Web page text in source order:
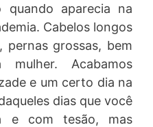
quando aparecia na
Cabelos longos
pernas grossas, bem
mulher. Acabamos
e um certo dia na
dias que você
e com tesão, mas